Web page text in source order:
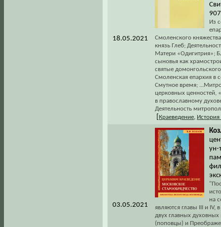
18.05.2021
Из
Смоленского
князь Глеб;
Матери «Одигитрия»;
сыновья как
святые
Смоленская епархия в
Смутное время;
церковных ценностей,
в православному
Деятельность
Краеведение История
03.05.2021
ун-
на
являются главы III и IV,
двух главных
(поповцы) и